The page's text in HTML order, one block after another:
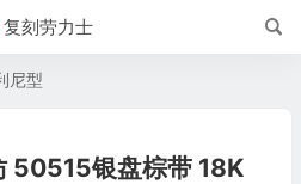
复刻劳力士
尼型
50515银盘棕带 18K